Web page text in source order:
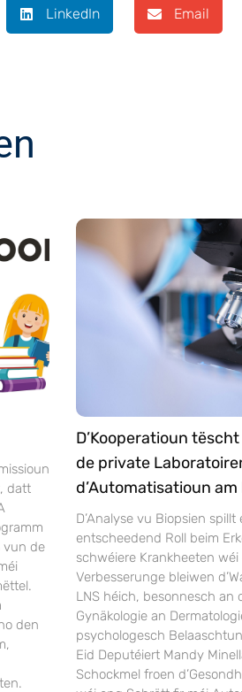
LinkedIn Email
datt
vun de
den
D’Kooperatioun
de private
d’Automatisatioun am
D’Analyse vu Biopsien spillt
entscheedend Roll beim
schwéiere Krankheeten wéi
Verbesserunge bleiwen
LNS héich, besonnesch an
Gynäkologie an
psychologesch
Eid Deputéiert Mandy
Schockmel froen